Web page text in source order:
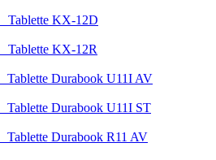
KX-12D
KX-12R
Durabook U11I AV
Durabook U11I ST
Durabook R11 AV